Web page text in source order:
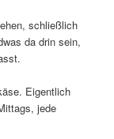
schließlich
da drin sein,
Eigentlich
jede